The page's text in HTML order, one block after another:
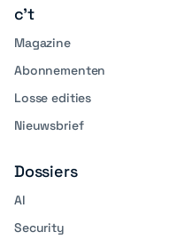
c't
Magazine
Abonnementen
Losse edities
Nieuwsbrief
Dossiers
AI
Security